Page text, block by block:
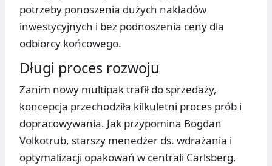
potrzeby ponoszenia dużych nakładów
inwestycyjnych i bez podnoszenia ceny dla
odbiorcy końcowego.
Długi proces rozwoju
Zanim nowy multipak trafił do sprzedaży,
koncepcja przechodziła kilkuletni proces prób i
dopracowywania. Jak przypomina Bogdan
Volkotrub, starszy menedżer ds. wdrażania i
optymalizacji opakowań w centrali Carlsberg,